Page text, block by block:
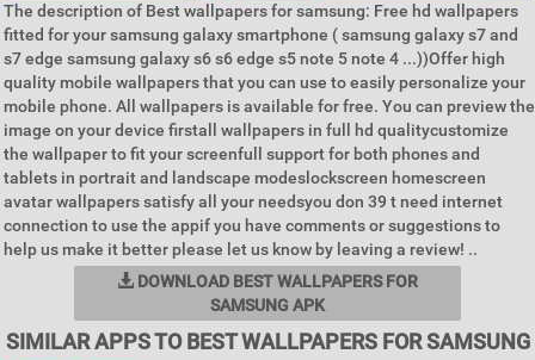
The description of Best wallpapers for samsung: Free hd wallpapers
fitted for your samsung galaxy smartphone ( samsung galaxy s7 and
s7 edge samsung galaxy s6 s6 edge s5 note 5 note 4 ...))Offer high
quality mobile wallpapers that you can use to easily personalize your
mobile phone. All wallpapers is available for free. You can preview the
image on your device firstall wallpapers in full hd qualitycustomize
the wallpaper to fit your screenfull support for both phones and
tablets in portrait and landscape modeslockscreen homescreen
avatar wallpapers satisfy all your needsyou don 39 t need internet
connection to use the appif you have comments or suggestions to
help us make it better please let us know by leaving a review! ..
DOWNLOAD BEST WALLPAPERS FOR
SAMSUNG APK
SIMILAR APPS TO BEST WALLPAPERS FOR SAMSUNG